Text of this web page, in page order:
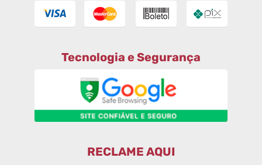
Tecnologia e Segurança
RECLAME AQUI